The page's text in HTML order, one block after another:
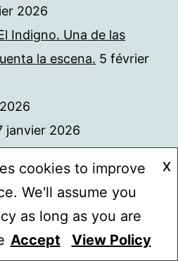
2026
Indigno. Una de las
la escena. 5 février
janvier 2026
de l’enseignant. Lettre
nationale Geffray 21
cookies to improve
We'll assume you
as long as you are
X
Accept View Policy
Mode sombre :